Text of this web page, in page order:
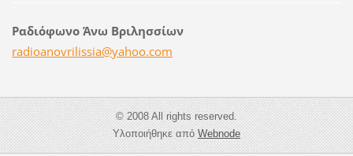
Ραδιόφωνο Άνω Βριλησσίων
radioanovrilissia@yahoo.com
© 2008 All rights reserved.
Υλοποιήθηκε απόWebnode